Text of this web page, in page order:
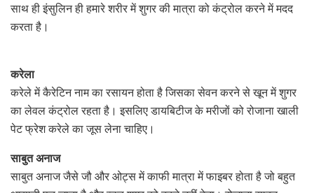
साथ ही इंसुलिन ही हमारे शरीर में शुगर की मात्रा को कंट्रोल करने में मदद
करता है।
करेला
करेले में कैरेटिन नाम का रसायन होता है जिसका सेवन करने से खून में शुगर
का लेवल कंट्रोल रहता है। इसलिए डायबिटीज के मरीजों को रोजाना खाली
पेट फ्रेश करेले का जूस लेना चाहिए।
साबुत अनाज
साबुत अनाज जैसे जौ और ओट्स में काफी मात्रा में फाइबर होता है जो बहुत